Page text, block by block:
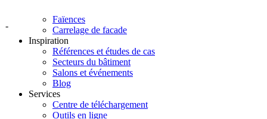
-
Faïences
Carrelage de facade
Inspiration
Références et études de cas
Secteurs du bâtiment
Salons et événements
Blog
Services
Centre de téléchargement
Outils en ligne